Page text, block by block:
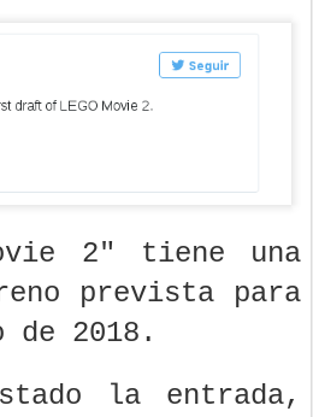
2″ tiene una
prevista para
de 2018.
la entrada,